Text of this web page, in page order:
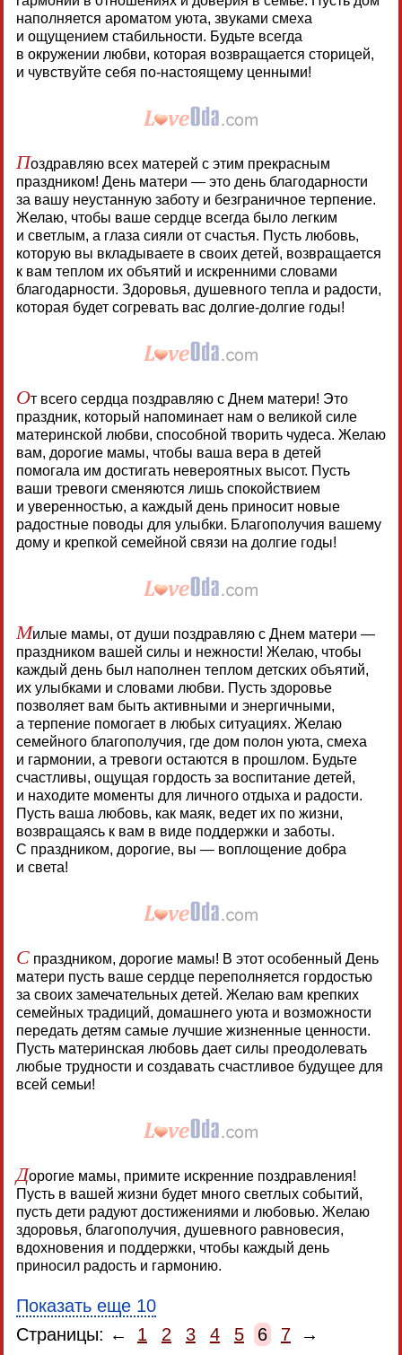
наполняется ароматом уюта, звуками смеха
и ощущением стабильности. Будьте всегда
в окружении любви, которая возвращается сторицей,
и чувствуйте себя по-настоящему ценными!
Поздравляю всех матерей с этим прекрасным
праздником! День матери — это день благодарности
за вашу неустанную заботу и безграничное терпение.
Желаю, чтобы ваше сердце всегда было легким
и светлым, а глаза сияли от счастья. Пусть любовь,
которую вы вкладываете в своих детей, возвращается
к вам теплом их объятий и искренними словами
благодарности. Здоровья, душевного тепла и радости,
которая будет согревать вас долгие-долгие годы!
От всего сердца поздравляю с Днем матери! Это
праздник, который напоминает нам о великой силе
материнской любви, способной творить чудеса. Желаю
вам, дорогие мамы, чтобы ваша вера в детей
помогала им достигать невероятных высот. Пусть
ваши тревоги сменяются лишь спокойствием
и уверенностью, а каждый день приносит новые
радостные поводы для улыбки. Благополучия вашему
дому и крепкой семейной связи на долгие годы!
Милые мамы, от души поздравляю с Днем матери —
праздником вашей силы и нежности! Желаю, чтобы
каждый день был наполнен теплом детских объятий,
их улыбками и словами любви. Пусть здоровье
позволяет вам быть активными и энергичными,
а терпение помогает в любых ситуациях. Желаю
семейного благополучия, где дом полон уюта, смеха
и гармонии, а тревоги остаются в прошлом. Будьте
счастливы, ощущая гордость за воспитание детей,
и находите моменты для личного отдыха и радости.
Пусть ваша любовь, как маяк, ведет их по жизни,
возвращаясь к вам в виде поддержки и заботы.
С праздником, дорогие, вы — воплощение добра
и света!
Спраздником, дорогие мамы! В этот особенный День
матери пусть ваше сердце переполняется гордостью
за своих замечательных детей. Желаю вам крепких
семейных традиций, домашнего уюта и возможности
передать детям самые лучшие жизненные ценности.
Пусть материнская любовь дает силы преодолевать
любые трудности и создавать счастливое будущее для
всей семьи!
Дорогие мамы, примите искренние поздравления!
Пусть в вашей жизни будет много светлых событий,
пусть дети радуют достижениями и любовью. Желаю
здоровья, благополучия, душевного равновесия,
вдохновения и поддержки, чтобы каждый день
приносил радость и гармонию.
Показать еще 10
Страницы: ←
1 2 3 4 5 6 7 →